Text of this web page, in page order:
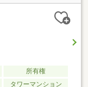
所有権
タワーマンション